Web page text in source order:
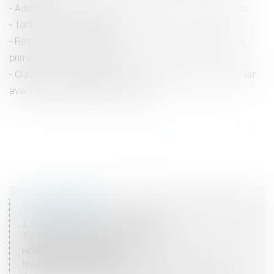
Adoption de la loi contre le narcotrafic : les points clés
Tarification AT-MP 2025
Recherche de paternité : pourquoi la loi française peut
primer sur la loi étrangère ?
Clause de non-concurrence : l’employeur doit se décider
avant le départ effectif du salarié !